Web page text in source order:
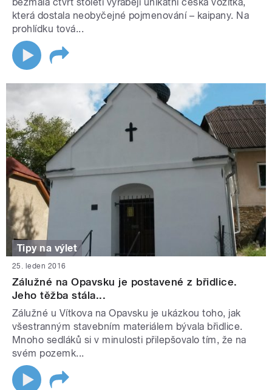
která dostala neobyčejné pojmenování – kaipany. Na
prohlídku tová...
Tipy na výlet
25. leden 2016
Zálužné na Opavsku je postavené z břidlice.
Jeho těžba stála...
Zálužné u Vítkova na Opavsku je ukázkou toho, jak
všestranným stavebním materiálem bývala břidlice.
Mnoho sedláků si v minulosti přilepšovalo tím, že na
svém pozemk...